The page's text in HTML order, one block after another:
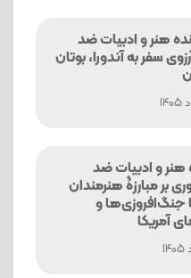
هنر و ادبیات ضد
سفر به آندورا، بوتان
هنر و ادبیات ضد
بر مبارزۀ هنرمندان
جنگ‌افروزی‌ها و
آمریکا